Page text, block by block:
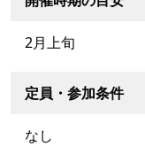
2月上旬
定員・参加条件
なし